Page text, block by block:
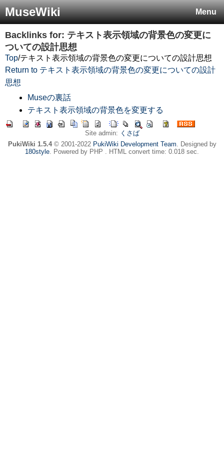
Menu
MuseWiki
Backlinks for: テキスト表示領域の背景色の変更に
ついての設計思想
Top/テキスト表示領域の背景色の変更についての設計思想
Return to テキスト表示領域の背景色の変更についての設計
思想
Museの裏話
テキスト表示領域の背景色を変更する
Site admin: くさば
PukiWiki 1.5.4© 2001-2022 PukiWiki Development Team. Designed by
180style. Powered by PHP . HTML convert time: 0.018 sec.